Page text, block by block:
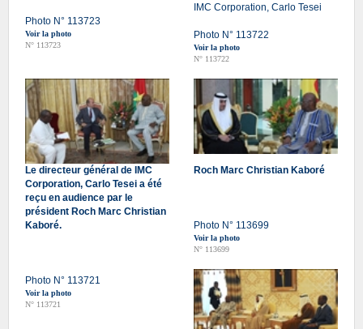
Photo N° 113723
Voir la photo
N° 113723
IMC Corporation, Carlo Tesei
Photo N° 113722
Voir la photo
N° 113722
Le directeur général de IMC
Corporation, Carlo Tesei a été
reçu en audience par le
président Roch Marc Christian
Kaboré.
Photo N° 113721
Voir la photo
N° 113721
Roch Marc Christian Kaboré
Photo N° 113699
Voir la photo
N° 113699